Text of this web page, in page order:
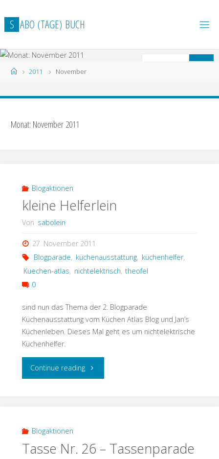
Inhalt
springen
S ABO (TAGE) BUCH
Start2011 November
Monat: November 2011
Blogaktionen
kleine Helferlein
Von sabolein
27. November 2011
Blogparade, küchenausstattung, küchenhelfer,
Kuechen-atlas, nichtelektrisch, theofel
0
sind nun das Thema der 2. Blogparade
Küchenausstattung vom Küchen Atlas Blog und Jan’s
Küchenleben. Dieses Mal geht es um nichtelektrische
Küchenhelfer.
Continue reading"kleine
Blogaktionen
Tasse Nr. 26 – Tassenparade